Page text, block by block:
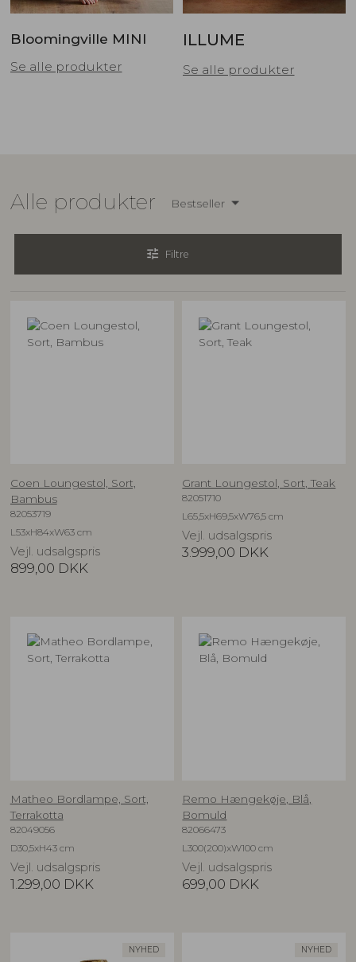
Bloomingville MINI
Se alle produkter
ILLUME
Se alle produkter
Alle produkter Bestseller
tune Filtre
Coen Loungestol, Sort,
Bambus
82053719
L53xH84xW63 cm
Vejl. udsalgspris
899,00 DKK
Grant Loungestol, Sort, Teak
82051710
L65,5xH69,5xW76,5 cm
Vejl. udsalgspris
3.999,00 DKK
Matheo Bordlampe, Sort,
Terrakotta
82049056
D30,5xH43 cm
Vejl. udsalgspris
1.299,00 DKK
Remo Hængekøje, Blå,
Bomuld
82066473
L300(200)xW100 cm
Vejl. udsalgspris
699,00 DKK
NYHED NYHED